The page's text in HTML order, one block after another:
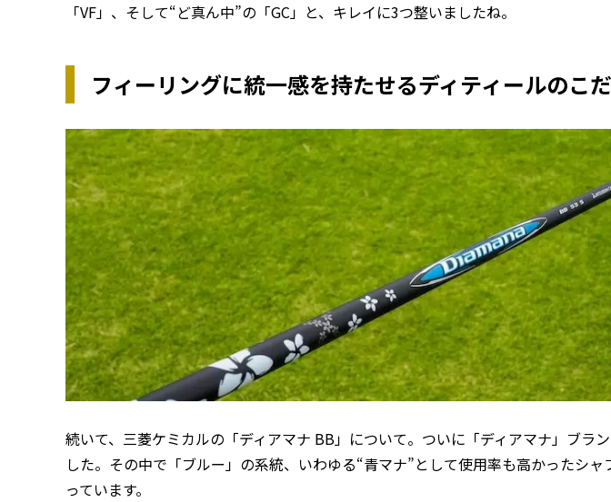
「VF」、そして“ど真ん中”の「GC」と、キレイに3つ整いましたね。
フィーリングに統一感を持たせるディティールのこ
続いて、三菱ケミカルの「ディアマナ BB」について。ついに「ディアマナ」ブラ
した。その中で「ブルー」の系統、いわゆる“青マナ”として使用率も高かったシャ
っています。